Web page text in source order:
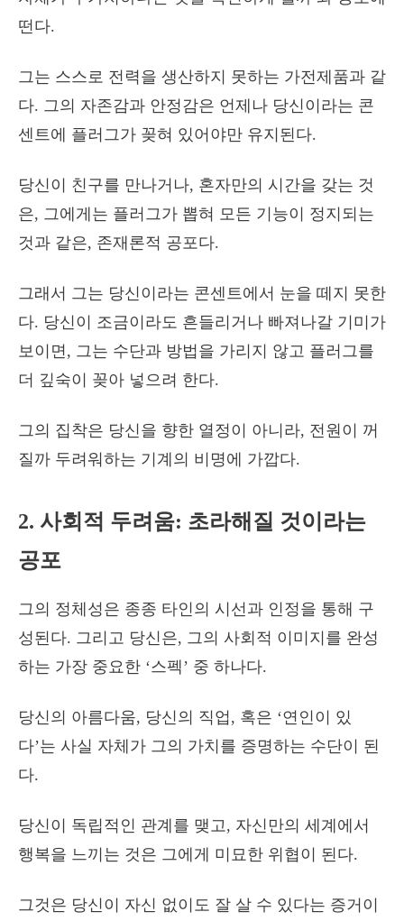
떤다.
그는 스스로 전력을 생산하지 못하는 가전제품과 같
다. 그의 자존감과 안정감은 언제나 당신이라는 콘
센트에 플러그가 꽂혀 있어야만 유지된다.
당신이 친구를 만나거나, 혼자만의 시간을 갖는 것
은, 그에게는 플러그가 뽑혀 모든 기능이 정지되는
것과 같은, 존재론적 공포다.
그래서 그는 당신이라는 콘센트에서 눈을 떼지 못한
다. 당신이 조금이라도 흔들리거나 빠져나갈 기미가
보이면, 그는 수단과 방법을 가리지 않고 플러그를
더 깊숙이 꽂아 넣으려 한다.
그의 집착은 당신을 향한 열정이 아니라, 전원이 꺼
질까 두려워하는 기계의 비명에 가깝다.
2. 사회적 두려움: 초라해질 것이라는
공포
그의 정체성은 종종 타인의 시선과 인정을 통해 구
성된다. 그리고 당신은, 그의 사회적 이미지를 완성
하는 가장 중요한 ‘스펙’ 중 하나다.
당신의 아름다움, 당신의 직업, 혹은 ‘연인이 있
다’는 사실 자체가 그의 가치를 증명하는 수단이 된
다.
당신이 독립적인 관계를 맺고, 자신만의 세계에서
행복을 느끼는 것은 그에게 미묘한 위협이 된다.
그것은 당신이 자신 없이도 잘 살 수 있다는 증거이